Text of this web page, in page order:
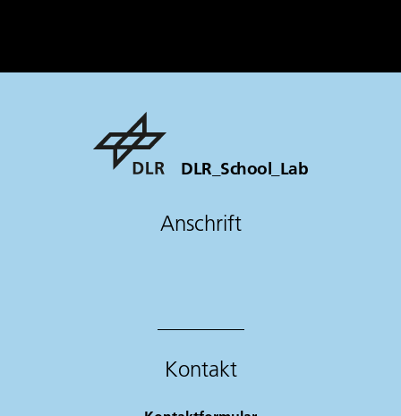
DLR_School_Lab
Anschrift
Kontakt